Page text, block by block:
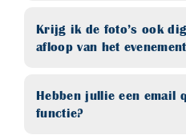
Krijg ik de foto’s ook
afloop van het
Hebben jullie een email
functie?